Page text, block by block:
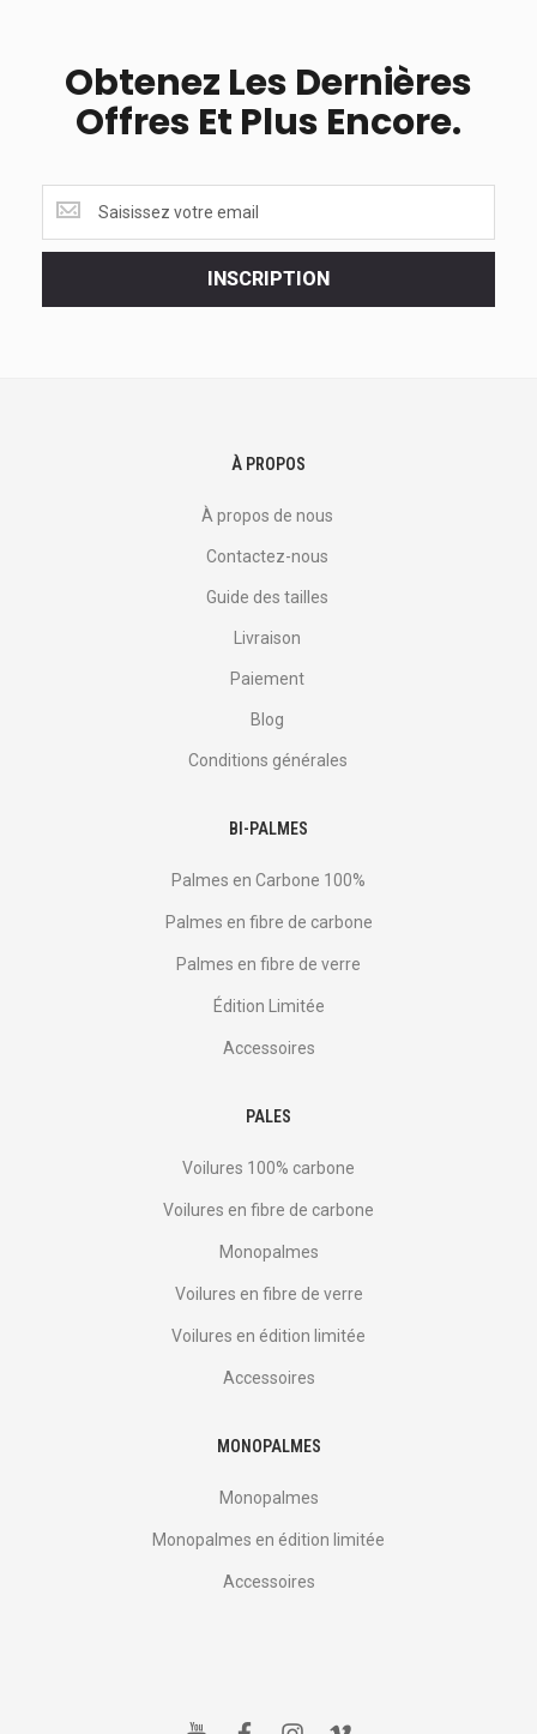
Obtenez Les Dernières
Offres Et Plus Encore.
les
dernières
INSCRIPTION
À PROPOS
À propos de nous
Contactez-nous
Guide des tailles
Livraison
Paiement
Blog
Conditions générales
BI-PALMES
Palmes en Carbone 100%
Palmes en fibre de carbone
Palmes en fibre de verre
Édition Limitée
Accessoires
PALES
Voilures 100% carbone
Voilures en fibre de carbone
Monopalmes
Voilures en fibre de verre
Voilures en édition limitée
Accessoires
MONOPALMES
Monopalmes
Monopalmes en édition limitée
Accessoires